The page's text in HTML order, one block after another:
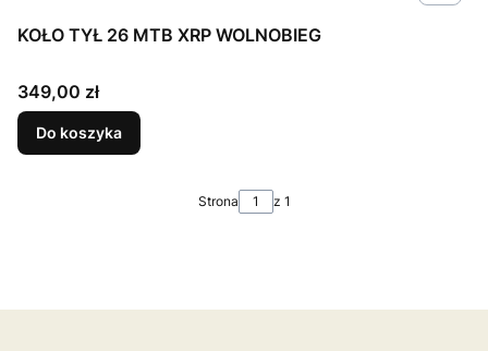
KOŁO TYŁ 26 MTB XRP WOLNOBIEG
Cena
349,00 zł
Do koszyka
Strona z 1